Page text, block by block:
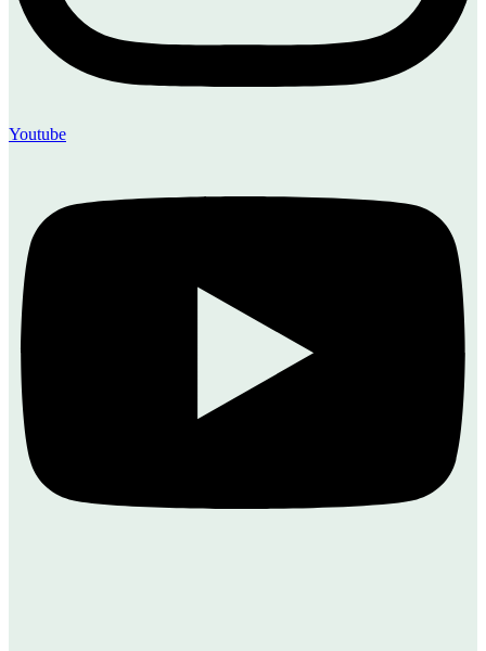
Youtube